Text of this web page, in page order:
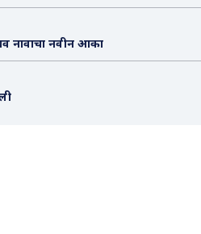
नावाचा नवीन आका